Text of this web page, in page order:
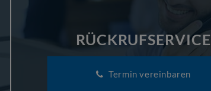
RÜCKRUFSERVICE
Termin vereinbaren